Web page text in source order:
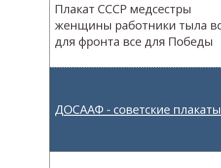
Плакат СССР медсестры
женщины работники тыла
для фронта все для Победы
ДОСААФ - советские плакаты